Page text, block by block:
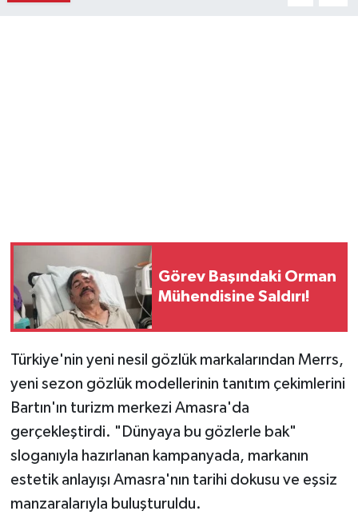
Görev Başındaki Orman
Mühendisine Saldırı!
Türkiye'nin yeni nesil gözlük markalarından Merrs,
yeni sezon gözlük modellerinin tanıtım çekimlerini
Bartın'ın turizm merkezi Amasra'da
gerçekleştirdi. "Dünyaya bu gözlerle bak"
sloganıyla hazırlanan kampanyada, markanın
estetik anlayışı Amasra'nın tarihi dokusu ve eşsiz
manzaralarıyla buluşturuldu.
Sokak Hayvanlarını Sahiplendirme
Sonsöz Özel
Vasıta
Yaşam